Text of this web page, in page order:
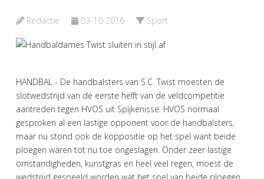
Redactie 03-10-2016 Sport
HANDBAL - De handbalsters van S.C. Twist moesten de
slotwedstrijd van de eerste helft van de veldcompetitie
aantreden tegen HVOS uit Spijkenisse. HVOS normaal
gesproken al een lastige opponent voor de handbalsters,
maar nu stond ook de koppositie op het spel want beide
ploegen waren tot nu toe ongeslagen. Onder zeer lastige
omstandigheden, kunstgras en heel veel regen, moest de